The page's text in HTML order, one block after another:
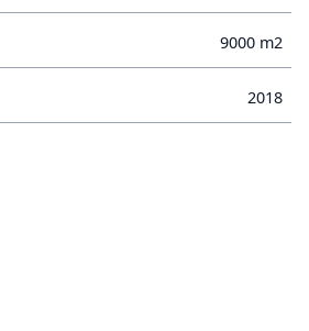
9000 m2
2018